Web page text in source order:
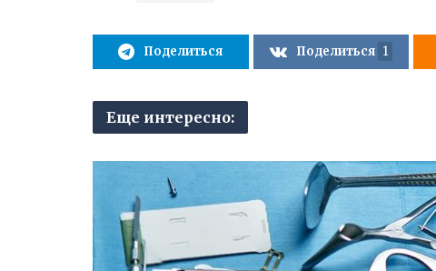
Поделиться Поделиться 1
Еще интересно: